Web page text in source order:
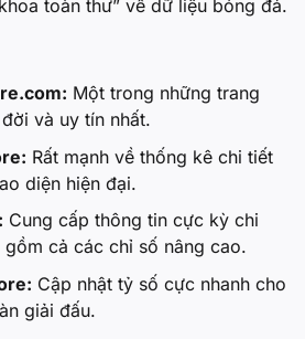
toàn thư” về dữ liệu bóng đá.
Một trong những trang
và uy tín nhất.
Rất mạnh về thống kê chi tiết
diện hiện đại.
Cung cấp thông tin cực kỳ chi
cả các chỉ số nâng cao.
Cập nhật tỷ số cực nhanh cho
giải đấu.